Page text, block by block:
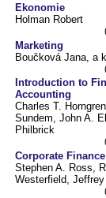
Ekonomie
Holman Robert
Marketing
Boučková Jana, a
Introduction to
Accounting
Charles T.
Sundem, John A.
Philbrick
Corporate Finance
Stephen A. Ross,
Westerfield,